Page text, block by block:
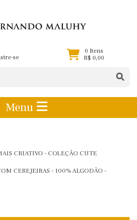
se
0 Itens
R$ 0,00
Menu
CRIATIVO - COLEÇÃO CUTE
CEREJEIRAS - 100% ALGODÃO -